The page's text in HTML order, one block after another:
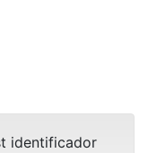
identificador